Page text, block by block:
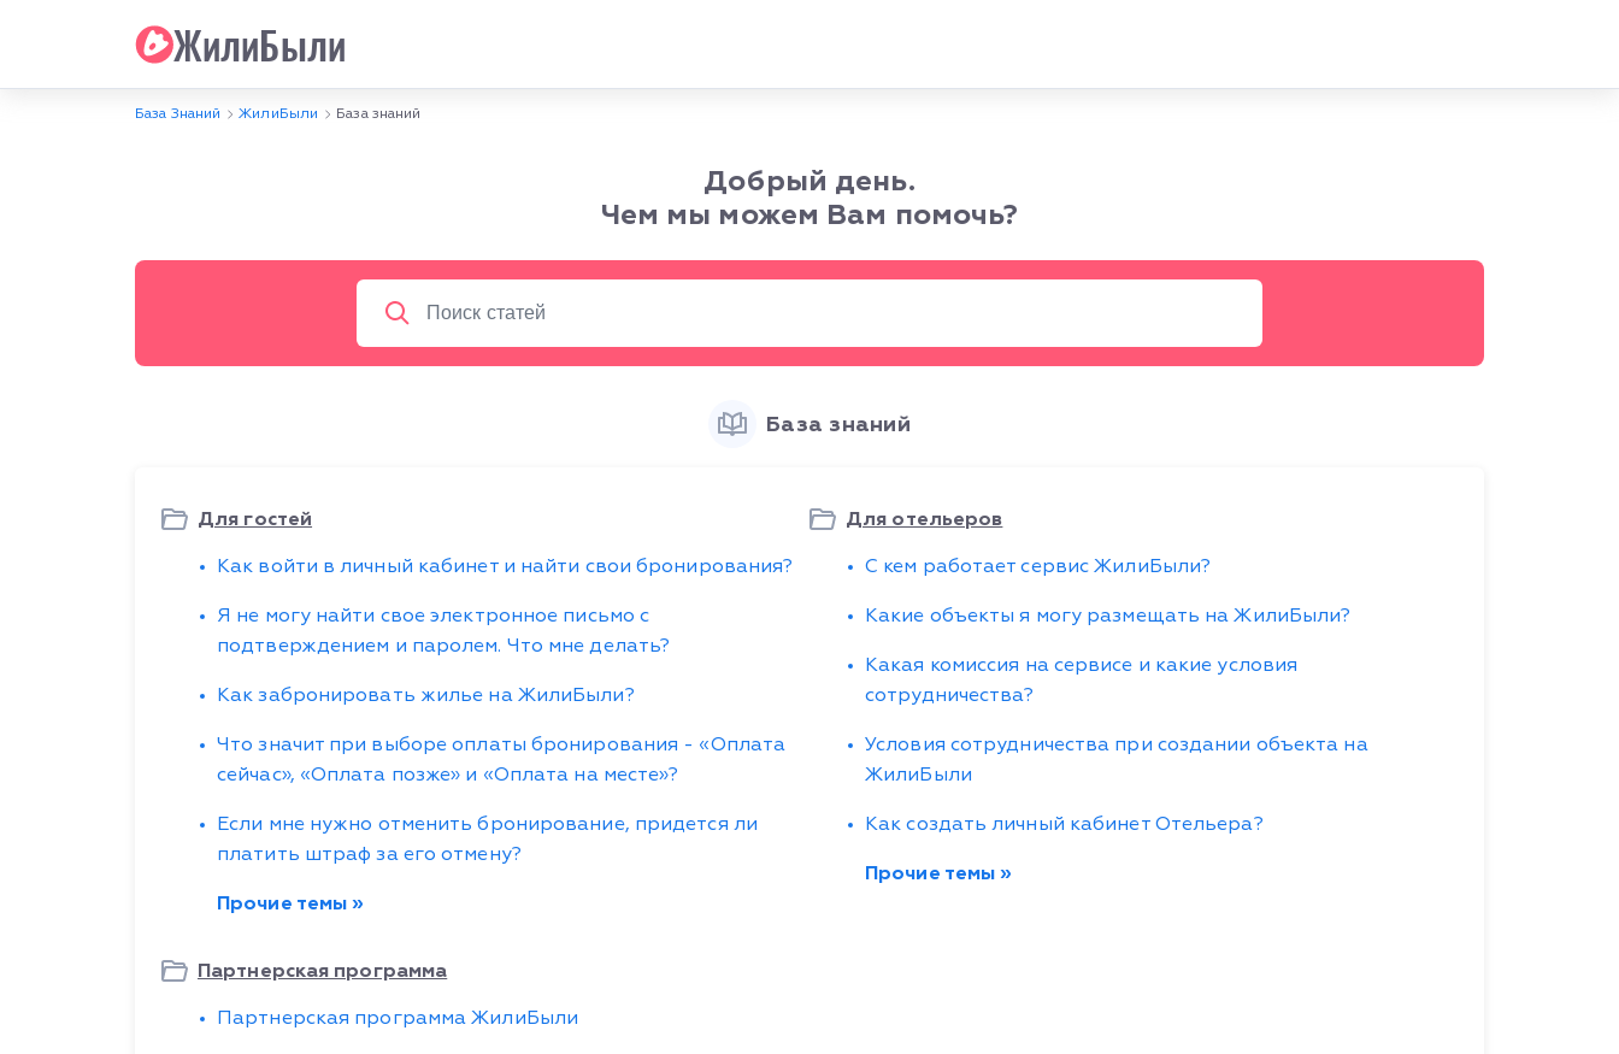
ЖилиБыли
База Знаний ЖилиБыли База знаний
Добрый день.
Чем мы можем Вам помочь?
База знаний
Для гостей
Как войти в личный кабинет и найти свои бронирования?
Я не могу найти свое электронное письмо с
подтверждением и паролем. Что мне делать?
Как забронировать жилье на ЖилиБыли?
Что значит при выборе оплаты бронирования - «Оплата
сейчас», «Оплата позже» и «Оплата на месте»?
Если мне нужно отменить бронирование, придется ли
платить штраф за его отмену?
Прочие темы »
Для отельеров
С кем работает сервис ЖилиБыли?
Какие объекты я могу размещать на ЖилиБыли?
Какая комиссия на сервисе и какие условия
сотрудничества?
Условия сотрудничества при создании объекта на
ЖилиБыли
Как создать личный кабинет Отельера?
Прочие темы »
Партнерская программа
Партнерская программа ЖилиБыли